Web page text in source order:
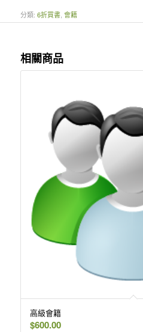
分類: 6折買書, 會籍
相關商品
高級會籍
$600.00